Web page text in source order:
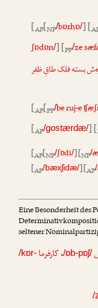
[AP[NP/bɒrhɒ/] [
ʃɒdɒn/] [PP/ze
بسته فلک طاقِ ظفر
[AP[PP/be ruj-e
[AP/gostærdæ/] [
[AP[NP/ʃɒdi/] [NP/
[AP/bæxʃidæ/] [AP/
Eine Besonderheit des
seltener
/ɒb-pɒʃ/،کارفرما /kɒr-
/